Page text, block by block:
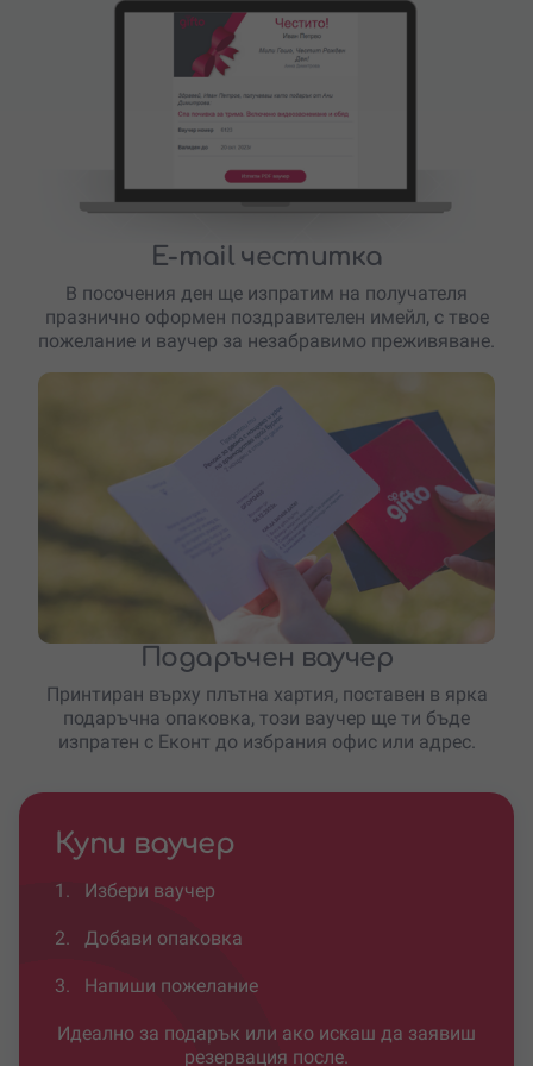
E-mail честитка
В посочения ден ще изпратим на получателя
празнично оформен поздравителен имейл, с твое
пожелание и ваучер за незабравимо преживяване.
Подаръчен ваучер
Принтиран върху плътна хартия, поставен в ярка
подаръчна опаковка, този ваучер ще ти бъде
изпратен с Еконт до избрания офис или адрес.
Купи ваучер
1. Избери ваучер
2. Добави опаковка
3. Напиши пожелание
Идеално за подарък или ако искаш да заявиш
резервация после.